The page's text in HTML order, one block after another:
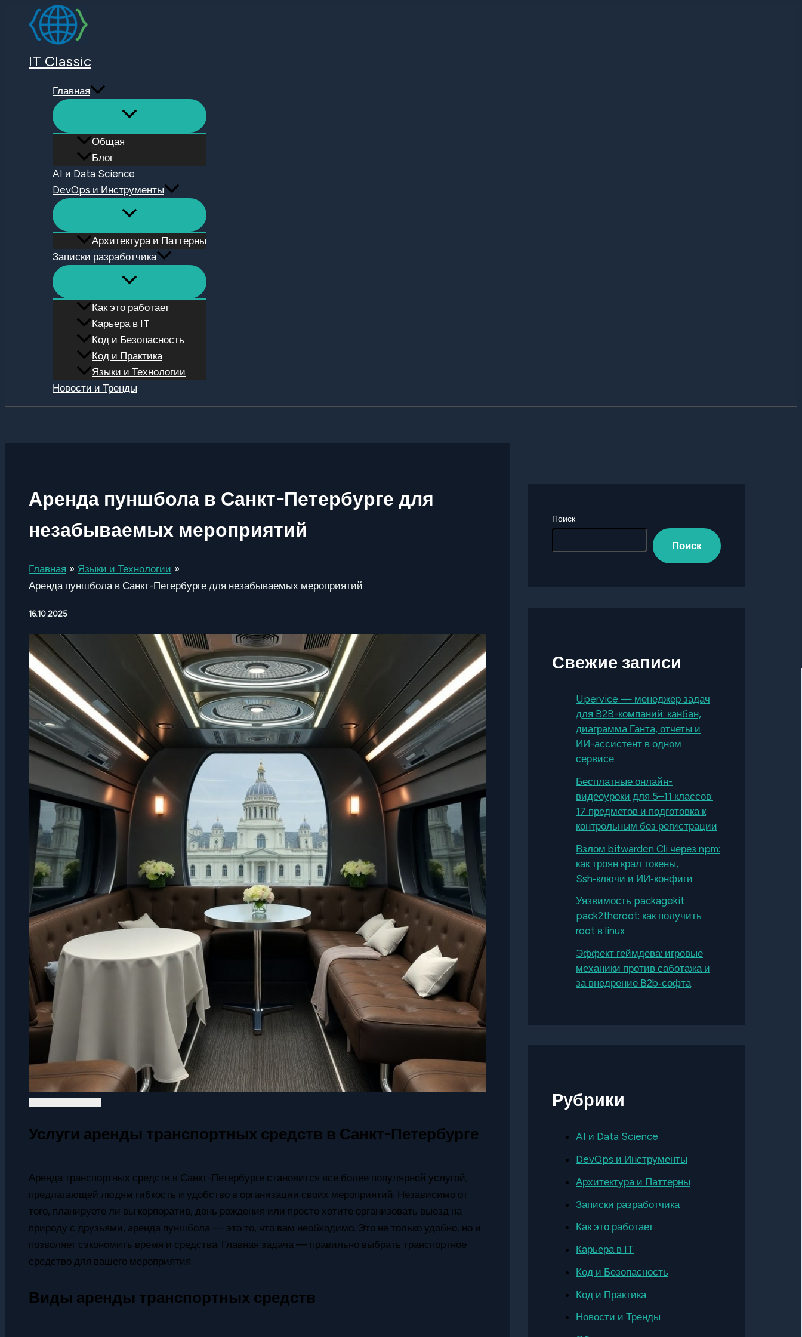
Перейти
содержимому
IT Classic
Главная
Общая
Блог
AI и Data Science
DevOps и Инструменты
Архитектура и Паттерны
Записки разработчика
Как это работает
Карьера в IT
Код и Безопасность
Код и Практика
Языки и Технологии
Новости и Тренды
Аренда пуншбола в Санкт-Петербурге для
незабываемых мероприятий
Главная
Языки и Технологии
Аренда пуншбола в Санкт-Петербурге для незабываемых мероприятий
16.10.2025
Услуги аренды транспортных средств в Санкт-Петербурге
Аренда транспортных средств в Санкт-Петербурге становится всё более популярной услугой,
предлагающей людям гибкость и удобство в организации своих мероприятий. Независимо от
того, планируете ли вы корпоратив, день рождения или просто хотите организовать выезд на
природу с друзьями, аренда пуншбола — это то, что вам необходимо. Это не только удобно, но и
позволяет сэкономить время и средства. Главная задача — правильно выбрать транспортное
средство для вашего мероприятия.
Виды аренды транспортных средств
Поиск
Поиск
Свежие записи
Upervice — менеджер задач
для B2B-компаний: канбан,
диаграмма Ганта, отчеты и
ИИ-ассистент в одном
сервисе
Бесплатные онлайн-
видеоуроки для 5–11 классов:
17 предметов и подготовка к
контрольным без регистрации
Взлом bitwarden Cli через npm:
как троян крал токены,
Ssh‑ключи и ИИ‑конфиги
Уязвимость packagekit
pack2theroot: как получить
root в linux
Эффект геймдева: игровые
механики против саботажа и
за внедрение B2b‑софта
Рубрики
AI и Data Science
DevOps и Инструменты
Архитектура и Паттерны
Записки разработчика
Как это работает
Карьера в IT
Код и Безопасность
Код и Практика
Новости и Тренды